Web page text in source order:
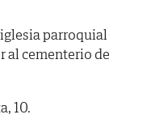
iglesia parroquial
al cementerio de
10.